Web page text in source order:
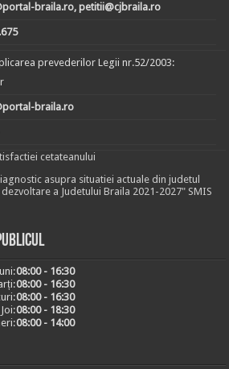
braila.ro, petitii@cjbraila.ro
prevederilor Legii nr.52/2003:
braila.ro
cetateanului
asupra situatiei actuale din judetul
a Judetului Braila 2021-2027" SMIS
08:00 - 16:30
08:00 - 16:30
08:00 - 16:30
Joi:08:00 - 18:30
08:00 - 14:00